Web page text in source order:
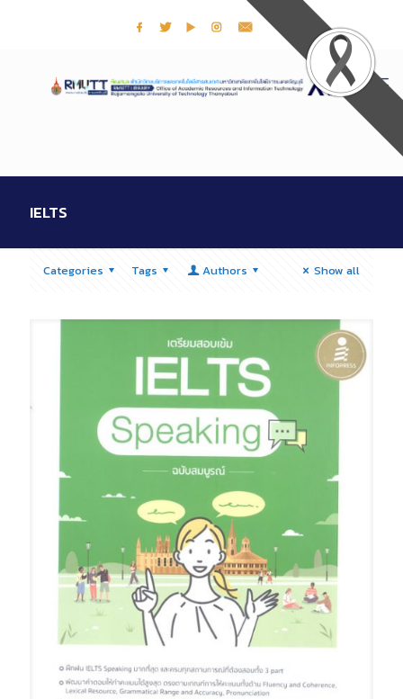
IELTS
Categories Tags Authors Show all